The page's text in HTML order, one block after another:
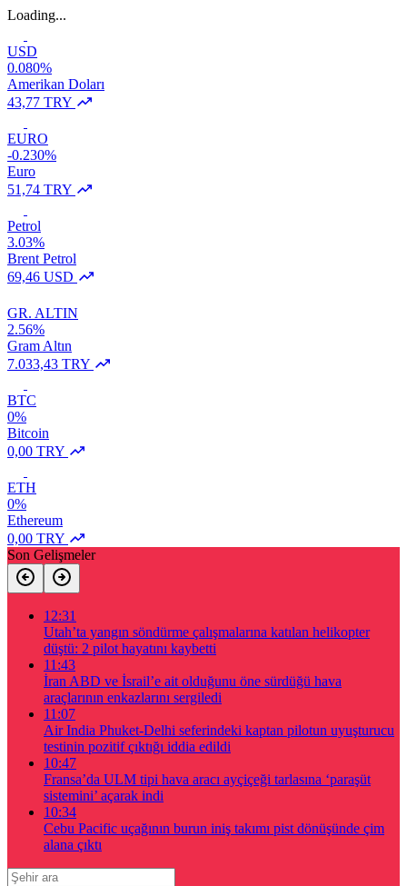
Loading...
USD
0.080%
Amerikan Doları
43,77 TRY
EURO
-0.230%
Euro
51,74 TRY
Petrol
3.03%
Brent Petrol
69,46 USD
GR. ALTIN
2.56%
Gram Altın
7.033,43 TRY
BTC
0%
Bitcoin
0,00 TRY
ETH
0%
Ethereum
0,00 TRY
Son Gelişmeler
12:31
Utah’ta yangın söndürme çalışmalarına katılan helikopter
düştü: 2 pilot hayatını kaybetti
11:43
İran ABD ve İsrail’e ait olduğunu öne sürdüğü hava
araçlarının enkazlarını sergiledi
11:07
Air India Phuket-Delhi seferindeki kaptan pilotun uyuşturucu
testinin pozitif çıktığı iddia edildi
10:47
Fransa’da ULM tipi hava aracı ayçiçeği tarlasına ‘paraşüt
sistemini’ açarak indi
10:34
Cebu Pacific uçağının burun iniş takımı pist dönüşünde çim
alana çıktı